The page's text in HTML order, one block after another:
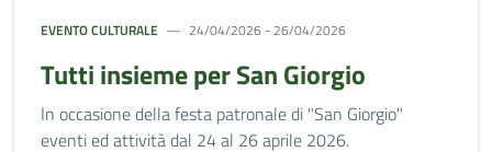
EVENTO CULTURALE 24/04/2026 - 26/04/2026
Tutti insieme per San Giorgio
In occasione della festa patronale di "San Giorgio"
eventi ed attività dal 24 al 26 aprile 2026.